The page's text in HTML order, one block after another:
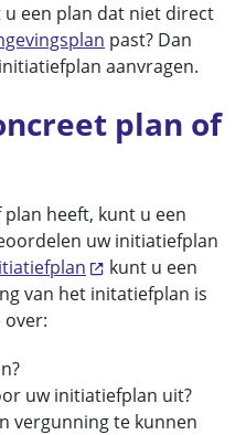
u een plan dat niet direct
past? Dan
aanvragen.
plan of
heeft, kunt u een
uw initiatiefplan
kunt u een
van het initatiefplan is
uw initiatiefplan uit?
vergunning te kunnen